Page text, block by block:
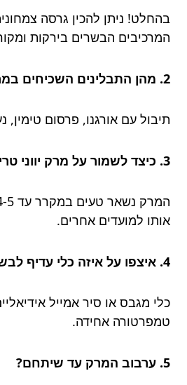
בהחלט! ניתן להכין גרסה
המרכיבים הבשרים בירקות
2. מהן התבלינים השכיחים במרקים יווניים?
תיבול עם אורגנו, פרסום טימין,
3. כיצד לשמור על מרק יווני טרי?
אותו למועדים אחרים.
4. איצפו על איזה כלי עדיף לבשל מרק?
כלי מגבס או סיר אמייל
טמפרטורה אחידה.
5. ערבוב המרק עד שיתחם?